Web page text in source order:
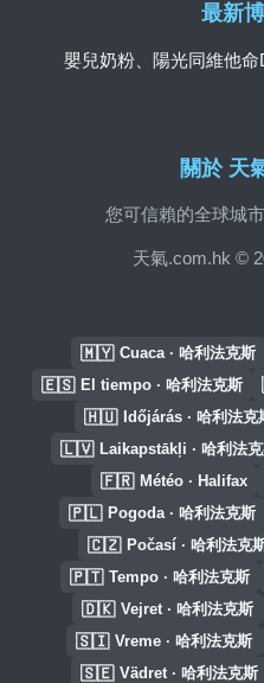
關於 天
您可信賴的全球城
天氣.com.hk ©
最新
嬰兒奶粉、陽光同維他
🇲🇾 Cuaca · 哈利法克斯
🇪🇸 El tiempo · 哈利法克斯
🇭🇺 Időjárás · 哈利法克
🇱🇻 Laikapstākļi · 哈利法
🇫🇷 Météo · Halifax
🇵🇱 Pogoda · 哈利法克斯
🇨🇿 Počasí · 哈利法克
🇵🇹 Tempo · 哈利法克斯
🇩🇰 Vejret · 哈利法克斯
🇸🇮 Vreme · 哈利法克斯
🇸🇪 Vädret · 哈利法克斯